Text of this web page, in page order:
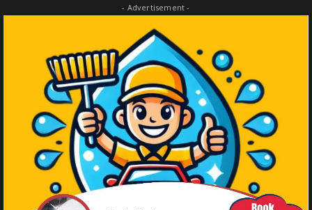
- Advertisement -